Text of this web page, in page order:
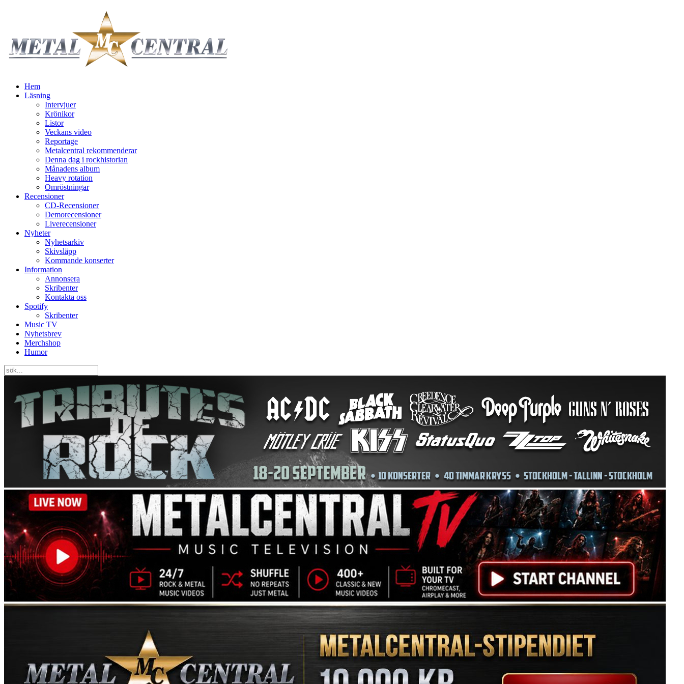
Hem
Läsning
Intervjuer
Krönikor
Listor
Veckans video
Reportage
Metalcentral rekommenderar
Denna dag i rockhistorian
Månadens album
Heavy rotation
Omröstningar
Recensioner
CD-Recensioner
Demorecensioner
Liverecensioner
Nyheter
Nyhetsarkiv
Skivsläpp
Kommande konserter
Information
Annonsera
Skribenter
Kontakta oss
Spotify
Skribenter
Music TV
Nyhetsbrev
Merchshop
Humor